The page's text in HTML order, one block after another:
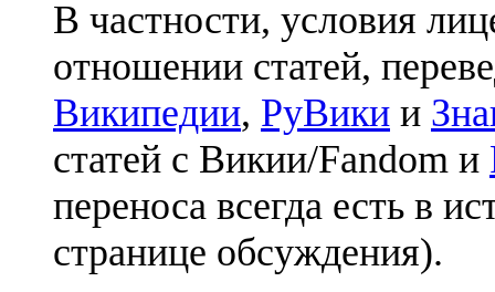
В частности, условия
отношении статей,
Википедии, РуВики и
статей с Викии/Fandom и
переноса всегда есть в
странице обсуждения).